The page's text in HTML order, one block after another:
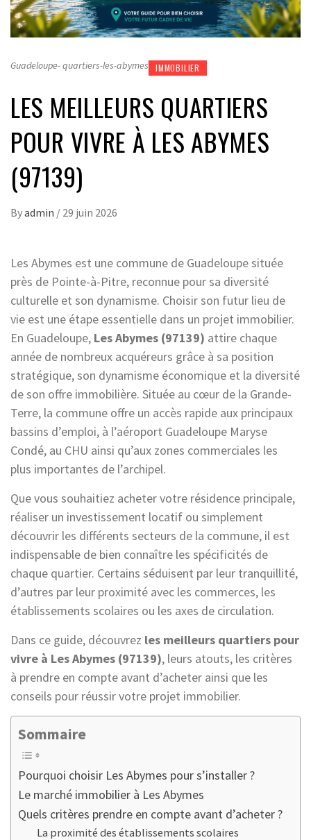
Guadeloupe- quartiers-les-abymes IMMOBILIER
LES MEILLEURS QUARTIERS
POUR VIVRE À LES ABYMES
(97139)
Byadmin / 29 juin 2026
Les Abymes est une commune de Guadeloupe située
près de Pointe-à-Pitre, reconnue pour sa diversité
culturelle et son dynamisme. Choisir son futur lieu de
vie est une étape essentielle dans un projet immobilier.
En Guadeloupe, Les Abymes (97139) attire chaque
année de nombreux acquéreurs grâce à sa position
stratégique, son dynamisme économique et la diversité
de son offre immobilière. Située au cœur de la Grande-
Terre, la commune offre un accès rapide aux principaux
bassins d’emploi, à l’aéroport Guadeloupe Maryse
Condé, au CHU ainsi qu’aux zones commerciales les
plus importantes de l’archipel.
Que vous souhaitiez acheter votre résidence principale,
réaliser un investissement locatif ou simplement
découvrir les différents secteurs de la commune, il est
indispensable de bien connaître les spécificités de
chaque quartier. Certains séduisent par leur tranquillité,
d’autres par leur proximité avec les commerces, les
établissements scolaires ou les axes de circulation.
Dans ce guide, découvrez les meilleurs quartiers pour
vivre à Les Abymes (97139), leurs atouts, les critères
à prendre en compte avant d’acheter ainsi que les
conseils pour réussir votre projet immobilier.
Sommaire
Pourquoi choisir Les Abymes pour s’installer ?
Le marché immobilier à Les Abymes
Quels critères prendre en compte avant d’acheter ?
La proximité des établissements scolaires